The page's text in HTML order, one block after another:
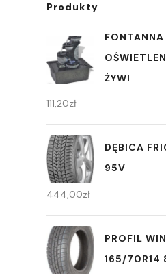
Produkty
ŻYWI
111,20zł
DĘBICA
95V
444,00zł
PROFIL
165/70R14